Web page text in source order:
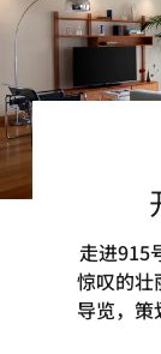
走进915
惊叹的壮
导览，